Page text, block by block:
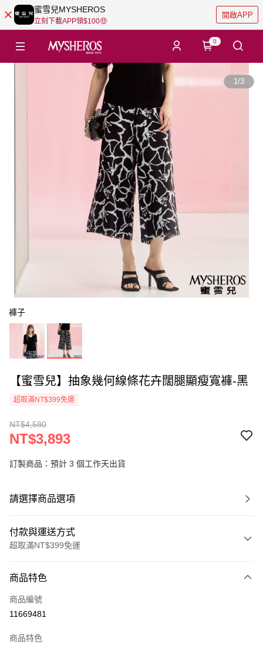
蜜雪兒MYSHEROS
立刻下載APP領$100🤑
開啟APP
0
1/3
褲子
【蜜雪兒】抽象幾何線條花卉闊腿顯瘦寬褲-黑
超取滿NT$399免運
NT$4,580
NT$3,893
訂製商品：預計 3 個工作天出貨
請選擇商品選項
付款與運送方式
超取滿NT$399免運
信用卡一次付款
LINE Pay
商品特色
商品編號
11669481
商品特色